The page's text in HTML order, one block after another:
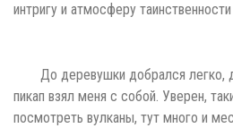
интригу и атмосферу
До деревушки добрался легко,
пикап взял меня с собой. Уверен,
посмотреть вулканы, тут много и